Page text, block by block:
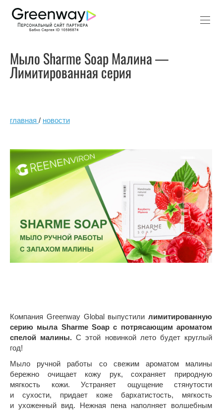
Мыло Sharme Soap Малина —
Лимитированная серия
главная / новости
Компания Greenway Global выпустили лимитированную
серию мыла Sharme Soap с потрясающим ароматом
спелой малины.С этой новинкой лето будет круглый
год!
Мыло ручной работы со свежим ароматом малины
бережно очищает кожу рук, сохраняет природную
мягкость кожи. Устраняет ощущение стянутости
и сухости, придает коже бархатистость, мягкость
и ухоженный вид. Нежная пена наполняет волшебным